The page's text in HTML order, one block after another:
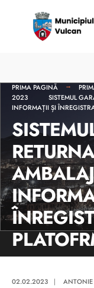
PRIMA PAGINĂ
2023
SISTEMUL
INFORMAȚII ȘI
02.02.2023 |